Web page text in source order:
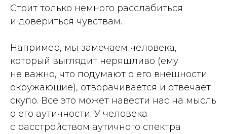
Стоит только немного расслабиться
и довериться чувствам.
Например, мы замечаем человека,
который выглядит неряшливо (ему
не важно, что подумают о его внешности
окружающие), отворачивается и отвечает
скупо. Все это может навести нас на мысль
о его аутичности. У человека
с расстройством аутичного спектра